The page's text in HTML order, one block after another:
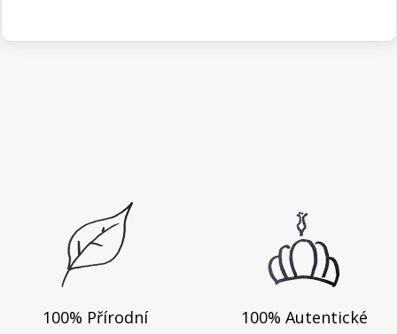
100% Přírodní 100% Autentické